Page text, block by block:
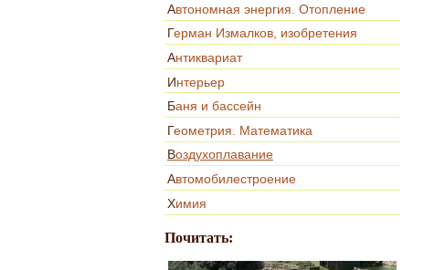
Автономная энергия. Отопление
Герман Измалков, изобретения
Антиквариат
Интерьер
Баня и бассейн
Геометрия. Математика
Воздухоплавание
Автомобилестроение
Химия
Почитать: